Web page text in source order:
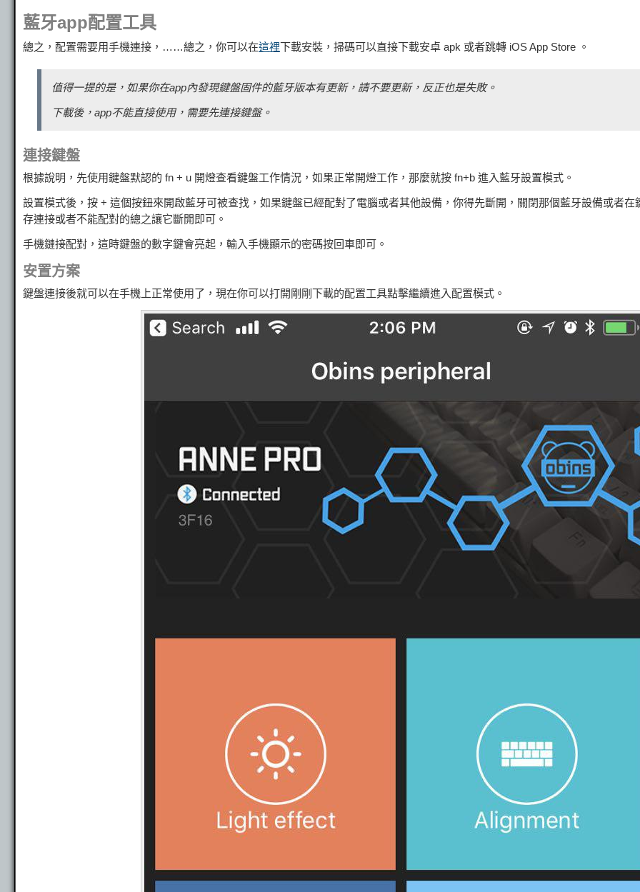
藍牙app配置工具
總之，配置需要用手機連接，……總之，你可以在這裡下載安裝，掃碼可以直接下載安卓 apk 或者跳轉 iOS App Store 。
值得一提的是，如果你在app內發現鍵盤固件的藍牙版本有更新，請不要更新，反正也是失敗。
下載後，app不能直接使用，需要先連接鍵盤。
連接鍵盤
根據說明，先使用鍵盤默認的 fn + u 開燈查看鍵盤工作情況，如果正常開燈工作，那麼就按 fn+b 進入藍牙設置模式。
設置模式後，按 + 這個按鈕來開啟藍牙可被查找，如果鍵盤已經配對了電腦或者其他設備，你得先斷開，關閉那個藍牙設備或者在
存連接或者不能配對的總之讓它斷開即可。
手機鏈接配對，這時鍵盤的數字鍵會亮起，輸入手機顯示的密碼按回車即可。
安置方案
鍵盤連接後就可以在手機上正常使用了，現在你可以打開剛剛下載的配置工具點擊繼續進入配置模式。